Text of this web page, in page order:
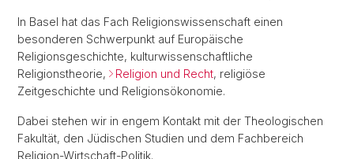
In Basel hat das Fach Religionswissenschaft einen
besonderen Schwerpunkt auf Europäische
Religionsgeschichte, kulturwissenschaftliche
Religionstheorie,
Religion und Recht, religiöse
Zeitgeschichte und Religionsökonomie.
Dabei stehen wir in engem Kontakt mit der Theologischen
Fakultät, den Jüdischen Studien und dem Fachbereich
Religion-Wirtschaft-Politik.